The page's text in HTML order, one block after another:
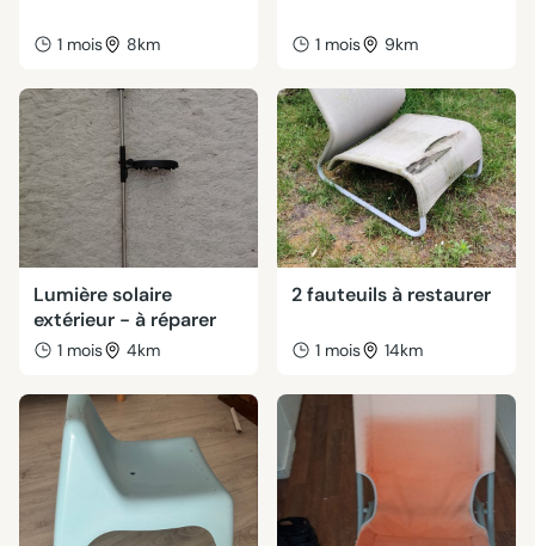
1 mois 8km 1 mois 9km
Lumière solaire
extérieur - à réparer
1 mois 4km
2 fauteuils à restaurer
1 mois 14km